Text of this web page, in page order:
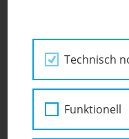
Denise Stephan
Technisch
Funktionell